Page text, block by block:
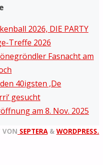
2026, DIE PARTY
Treffe 2026
Fasnacht am
40igsten ‚De
gesucht
am 8. Nov. 2025
VON SEPTERA& WORDPRESS.